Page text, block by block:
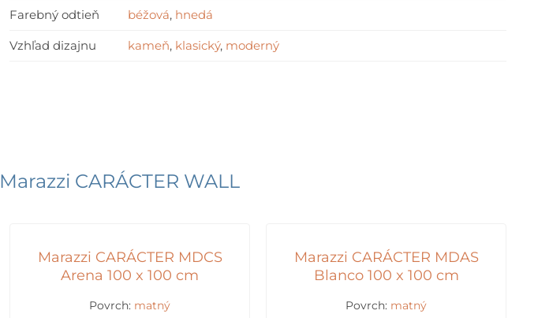
Farebný odtieň béžová, hnedá
Vzhľad dizajnu kameň, klasický, moderný
Marazzi CARÁCTER WALL
Marazzi CARÁCTER MDCS
Arena 100 x 100 cm
Povrch: matný
Marazzi CARÁCTER MDAS
Blanco 100 x 100 cm
Povrch: matný